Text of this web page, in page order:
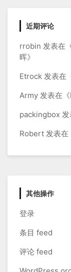
近期评论
rrobin 发表在
晖》
Etrock 发表在
Army 发表在《
packingbox 发
Robert 发表在
其他操作
登录
条目 feed
评论 feed